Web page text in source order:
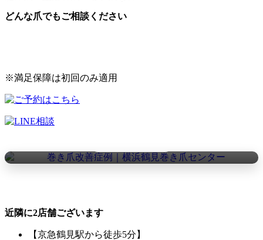
どんな爪でもご相談ください
※満足保障は初回のみ適用
📷 巻き爪の改善症例を見る
Instagramで実際の施術例を公開しています
近隣に2店舗ございます
【京急鶴見駅から徒歩5分】